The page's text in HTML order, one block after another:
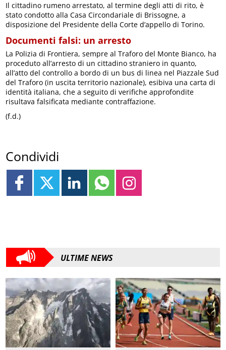
Il cittadino rumeno arrestato, al termine degli atti di rito, è
stato condotto alla Casa Circondariale di Brissogne, a
disposizione del Presidente della Corte d’appello di Torino.
Documenti falsi: un arresto
La Polizia di Frontiera, sempre al Traforo del Monte Bianco, ha
proceduto all’arresto di un cittadino straniero in quanto,
all’atto del controllo a bordo di un bus di linea nel Piazzale Sud
del Traforo (in uscita territorio nazionale), esibiva una carta di
identità italiana, che a seguito di verifiche approfondite
risultava falsificata mediante contraffazione.
(f.d.)
Condividi
ULTIME NEWS